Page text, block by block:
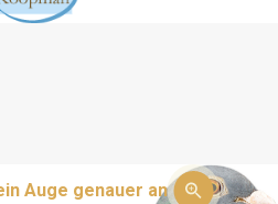
Auge genauer an